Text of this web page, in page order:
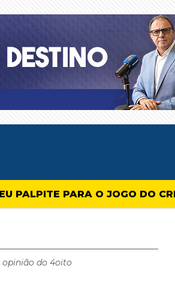
PALPITE PARA O JOGO DO
opinião do 4oito